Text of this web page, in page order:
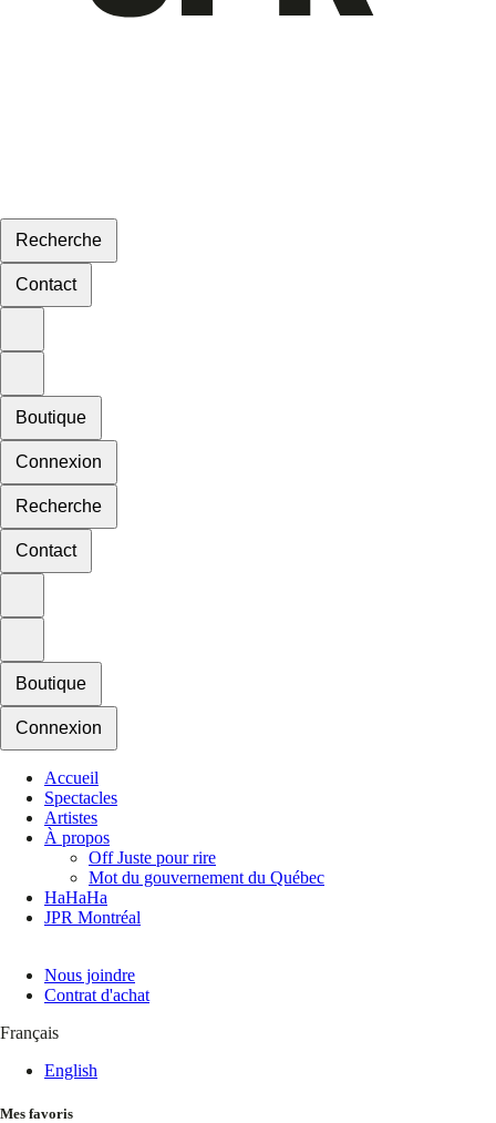
Recherche
Contact
Boutique
Connexion
Recherche
Contact
Boutique
Connexion
Accueil
Spectacles
Artistes
À propos
Off Juste pour rire
Mot du gouvernement du Québec
HaHaHa
JPR Montréal
Nous joindre
Contrat d'achat
Français
English
Mes favoris